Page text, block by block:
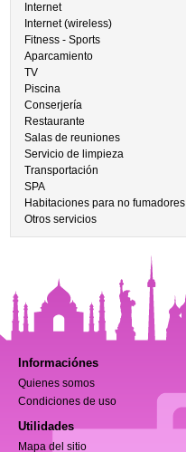
Internet
Internet (wireless)
Fitness - Sports
Aparcamiento
TV
Piscina
Conserjería
Restaurante
Salas de reuniones
Servicio de limpieza
Transportación
SPA
Habitaciones para no fumadores
Otros servicios
Informaciónes
Quienes somos
Condiciones de uso
Utilidades
Mapa del sitio